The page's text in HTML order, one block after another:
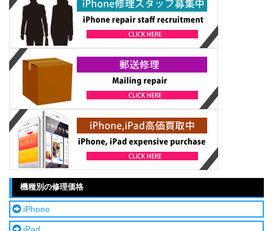
機種別の修理価格
iPhone